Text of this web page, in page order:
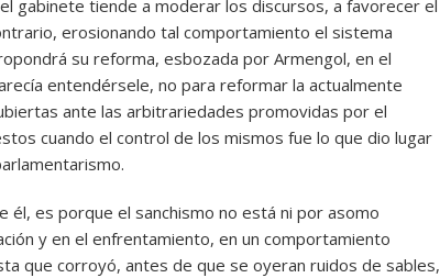
gabinete tiende a moderar los discursos, a favorecer el
erosionando tal comportamiento el sistema
su reforma, esbozada por Armengol, en el
entendérsele, no para reformar la actualmente
ante las arbitrariedades promovidas por el
cuando el control de los mismos fue lo que dio lugar
él, es porque el sanchismo no está ni por asomo
y en el enfrentamiento, en un comportamiento
que corroyó, antes de que se oyeran ruidos de sables,